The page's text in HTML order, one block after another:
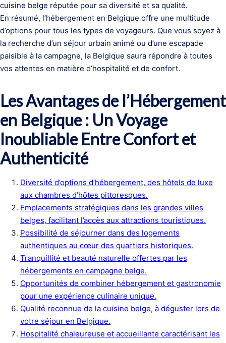
cuisine belge réputée pour sa diversité et sa qualité.
En résumé, l’hébergement en Belgique offre une multitude
d’options pour tous les types de voyageurs. Que vous soyez à
la recherche d’un séjour urbain animé ou d’une escapade
paisible à la campagne, la Belgique saura répondre à toutes
vos attentes en matière d’hospitalité et de confort.
Les Avantages de l’Hébergement
en Belgique : Un Voyage
Inoubliable Entre Confort et
Authenticité
Diversité d’options d’hébergement, des hôtels de luxe
aux chambres d’hôtes pittoresques.
Emplacements stratégiques dans les grandes villes
belges, facilitant l’accès aux attractions touristiques.
Possibilité de séjourner dans des logements
authentiques au cœur des quartiers historiques.
Tranquillité et beauté naturelle offertes par les
hébergements en campagne belge.
Opportunités de combiner hébergement et gastronomie
pour une expérience culinaire unique.
Qualité reconnue de la cuisine belge, à déguster lors de
votre séjour en Belgique.
Hospitalité chaleureuse et accueillante caractérisant les